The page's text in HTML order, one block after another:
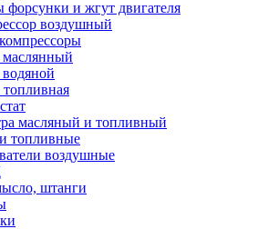
и жгут двигателя
воздушный
маслянный
масляный и топливный
топливные
воздушные
штанги